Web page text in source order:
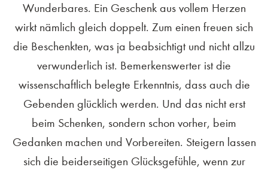
Wunderbares. Ein Geschenk aus vollem Herzen
wirkt nämlich gleich doppelt. Zum einen freuen sich
die Beschenkten, was ja beabsichtigt und nicht allzu
verwunderlich ist. Bemerkenswerter ist die
wissenschaftlich belegte Erkenntnis, dass auch die
Gebenden glücklich werden. Und das nicht erst
beim Schenken, sondern schon vorher, beim
Gedanken machen und Vorbereiten. Steigern lassen
sich die beiderseitigen Glücksgefühle, wenn zur